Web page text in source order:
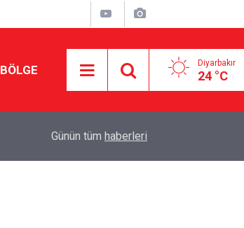
BÖLGE Diyarbakır
24 °C
Diyarbakır’da geçici satış fuarlarına tepki
Günün tüm haberleri